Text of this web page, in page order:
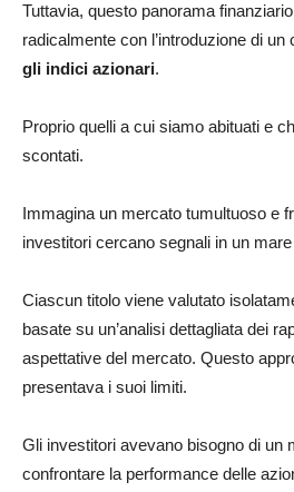
Tuttavia, questo panorama
radicalmente con l’introduzione di
gli indici azionari.
Proprio quelli a cui siamo abituati e
scontati.
Immagina un mercato tumultuoso e
investitori cercano segnali in un
Ciascun titolo viene valutato
basate su un’analisi dettagliata dei
aspettative del mercato. Questo
presentava i suoi limiti.
Gli investitori avevano bisogno di un
confrontare la performance delle